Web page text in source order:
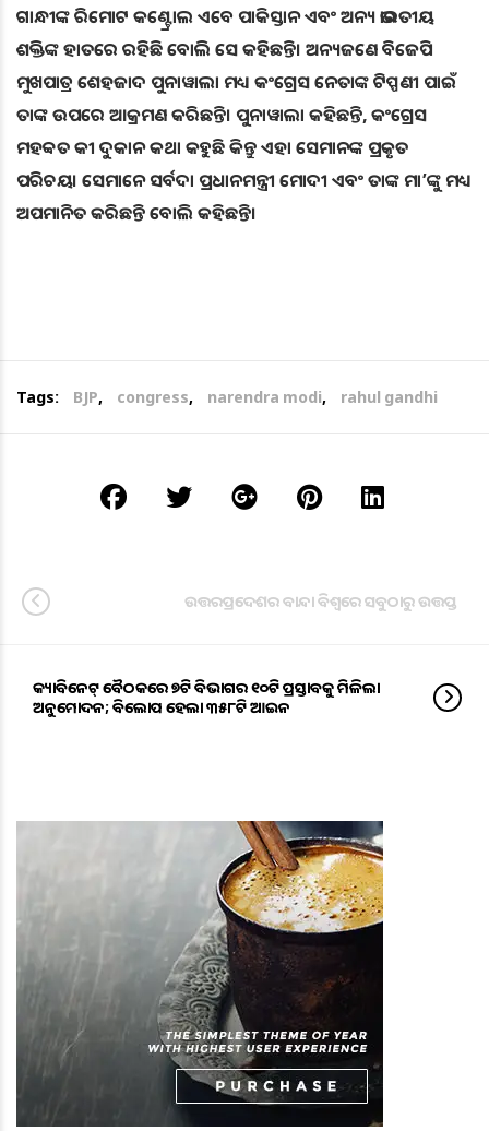
ଗାନ୍ଧୀଙ୍କ ରିମୋଟ କଣ୍ଟ୍ରୋଲ ଏବେ ପାକିସ୍ତାନ ଏବଂ ଅନ୍ୟ ଭାରତୀୟ
ଶକ୍ତିଙ୍କ ହାତରେ ରହିଛି ବୋଲି ସେ କହିଛନ୍ତି। ଅନ୍ୟଜଣେ ବିଜେପି
ମୁଖପାତ୍ର ‌ଶେହଜାଦ ପୁନାୱାଲା ମଧ୍ୟ କଂଗ୍ରେସ ନେତାଙ୍କ ଟିପ୍ପଣୀ ପାଇଁ
ତାଙ୍କ ଉପରେ ଆକ୍ରମଣ କରିଛନ୍ତି। ପୁନାୱାଲା କହିଛନ୍ତି, କଂଗ୍ରେସ
ମହବ୍ବତ କୀ ଦୁକାନ କଥା କହୁଛି କିନ୍ତୁ ଏହା ସେମାନଙ୍କ ପ୍ରକୃତ
ପରିଚୟ। ସେମାନେ ସର୍ବଦା ପ୍ରଧାନମନ୍ତ୍ରୀ ମୋଦୀ ଏବଂ ତାଙ୍କ ମା’ଙ୍କୁ ମଧ୍ୟ
ଅପମାନିତ କରିଛନ୍ତି ବୋଲି କହିଛନ୍ତି।
Tags: BJP, congress, narendra modi, rahul gandhi
ଉତ୍ତରପ୍ରଦେଶର ବାନ୍ଦା ବିଶ୍ବରେ ସବୁଠାରୁ ଉତ୍ତପ୍ତ
କ୍ୟାବିନେଟ୍ ବୈଠକରେ ୭ଟି ବିଭାଗର ୧୦ଟି ପ୍ରସ୍ତାବକୁ ମିଳିଲା
ଅନୁମୋଦନ; ବିଲୋପ ହେଲା ୩୫୮ଟି ଆଇନ